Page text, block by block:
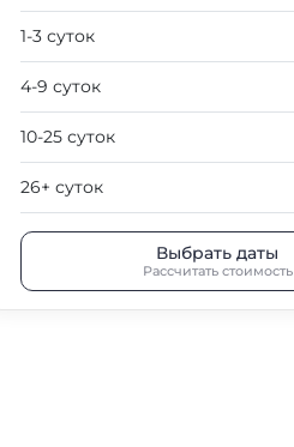
1-3 суток
4-9 суток
10-25 суток
26+ суток
Выбрать даты
Рассчитать стоимость